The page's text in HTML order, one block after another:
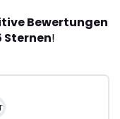
Bewertungen
Sternen!